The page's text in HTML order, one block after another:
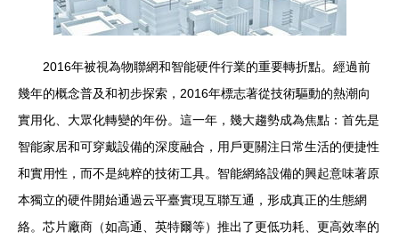
2016年被視為物聯網和智能硬件行業的重要轉折點。經過前
幾年的概念普及和初步探索，2016年標志著從技術驅動的熱潮向
實用化、大眾化轉變的年份。這一年，幾大趨勢成為焦點：首先是
智能家居和可穿戴設備的深度融合，用戶更關注日常生活的便捷性
和實用性，而不是純粹的技術工具。智能網絡設備的興起意味著原
本獨立的硬件開始通過云平臺實現互聯互通，形成真正的生態網
絡。芯片廠商（如高通、英特爾等）推出了更低功耗、更高效率的